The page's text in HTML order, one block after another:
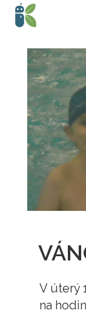
V úterý
na